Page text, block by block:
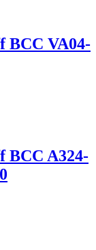
BCC VA04-
BCC A324-